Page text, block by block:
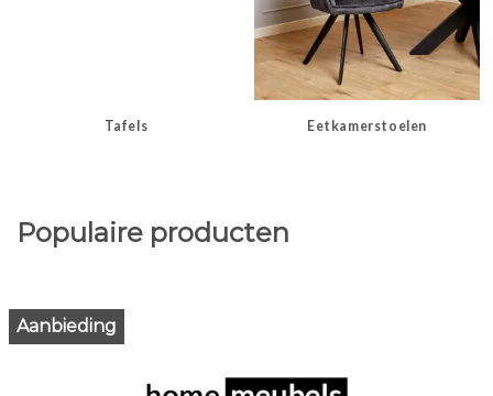
Tafels Eetkamerstoelen
Populaire producten
Aanbieding